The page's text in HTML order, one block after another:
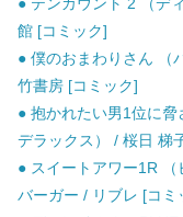
館 [コミック]
● 僕のおまわりさん （
竹書房 [コミック]
● 抱かれたい男1位に
デラックス） / 桜日 梯
● スイートアワー1R
バーガー / リブレ [コミ